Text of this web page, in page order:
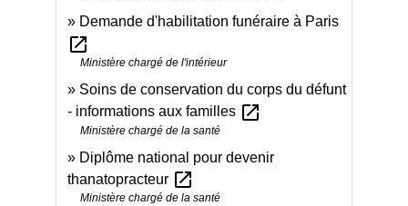
Demande d'habilitation funéraire à Paris
open_in_new
Ministère chargé de l'intérieur
Soins de conservation du corps du défunt
- informations aux familles open_in_new
Ministère chargé de la santé
Diplôme national pour devenir
thanatopracteur open_in_new
Ministère chargé de la santé